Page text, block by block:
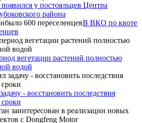
у постояльцев Центра
района
В ВКО по квоте
вегетации растений полностью
водой
- восстановить последствия